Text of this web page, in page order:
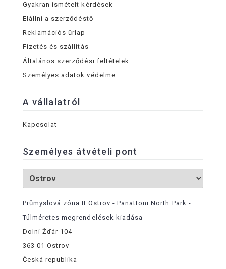
Gyakran ismételt kérdések
Elállni a szerződéstő
Reklamációs űrlap
Fizetés és szállítás
Általános szerződési feltételek
Személyes adatok védelme
A vállalatról
Kapcsolat
Személyes átvételi pont
Průmyslová zóna II Ostrov - Panattoni North Park -
Túlméretes megrendelések kiadása
Dolní Žďár 104
363 01 Ostrov
Česká republika